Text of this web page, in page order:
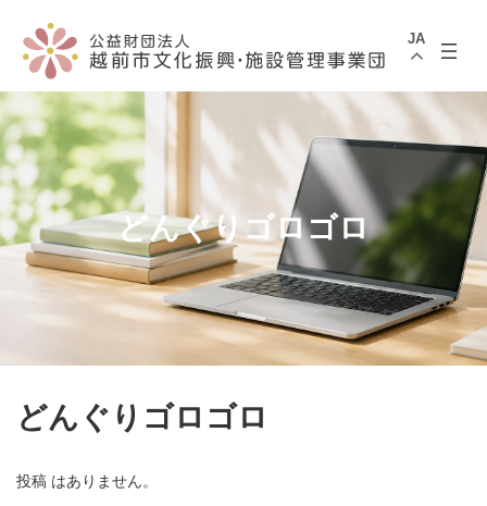
へ
ス
キ
ッ
プ
ョ
ン
に
移
動
JA
どんぐりゴロゴロ
どんぐりゴロゴロ
投稿 はありません。